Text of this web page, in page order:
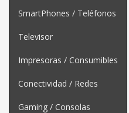
SmartPhones / Teléfonos
Televisor
Impresoras / Consumibles
Conectividad / Redes
Gaming / Consolas